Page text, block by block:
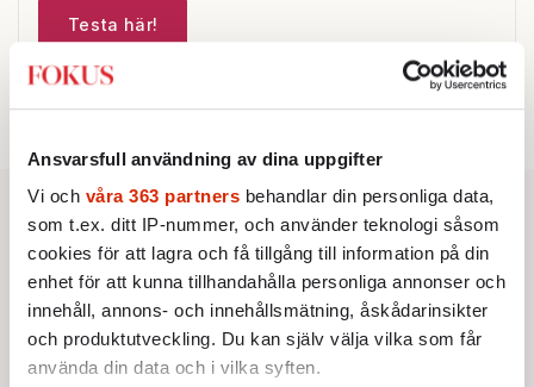
Ansvarsfull användning av dina uppgifter
Vi och våra 363 partners behandlar din personliga data,
som t.ex. ditt IP-nummer, och använder teknologi såsom
cookies för att lagra och få tillgång till information på din
enhet för att kunna tillhandahålla personliga annonser och
innehåll, annons- och innehållsmätning, åskådarinsikter
och produktutveckling. Du kan själv välja vilka som får
använda din data och i vilka syften.
Testa här!